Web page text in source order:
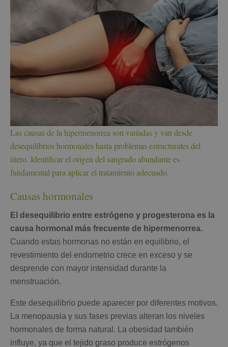
Las causas de la hipermenorrea son variadas y van desde
desequilibrios hormonales hasta problemas estructurales del
útero. Identificar el origen del sangrado abundante es
fundamental para aplicar el tratamiento adecuado.
Causas hormonales
El desequilibrio entre estrógeno y progesterona es la
causa hormonal más frecuente de hipermenorrea.
Cuando estas hormonas no están en equilibrio, el
revestimiento del endometrio crece en exceso y se
desprende con mayor intensidad durante la
menstruación.
Este desequilibrio puede aparecer por diferentes motivos.
La menopausia y sus fases previas alteran los niveles
hormonales de forma natural. La obesidad también
influye, ya que el tejido graso produce estrógenos